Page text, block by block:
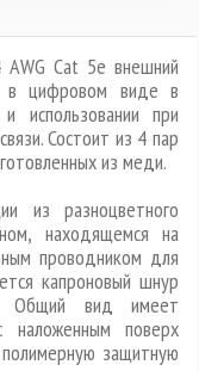
AWG Cat 5e внешний
в цифровом виде в
использовании при
Состоит из 4 пар
из меди.
из разноцветного
находящемся на
проводником для
капроновый шнур
Общий вид имеет
наложенным поверх
защитную